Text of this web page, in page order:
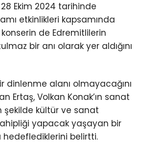
28 Ekim 2024 tarihinde
etkinlikleri kapsamında
de Edremitlilerin
bir anı olarak yer aldığını
dinlenme alanı olmayacağını
Ertaş, Volkan Konak’ın sanat
şekilde kültür ve sanat
yapacak yaşayan bir
hedeflediklerini belirtti.